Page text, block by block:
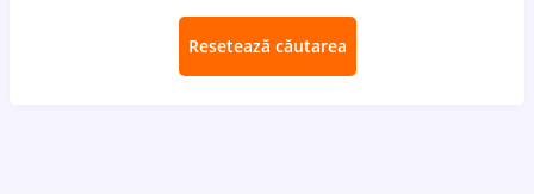
Resetează căutarea